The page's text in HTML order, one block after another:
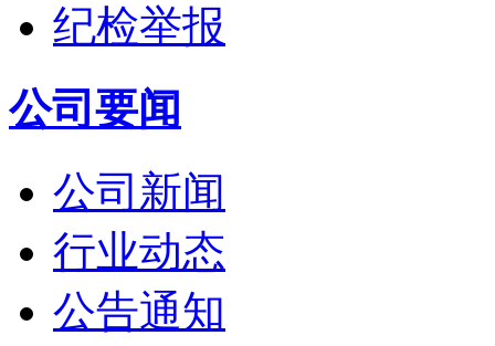
纪检举报
公司要闻
公司新闻
行业动态
公告通知